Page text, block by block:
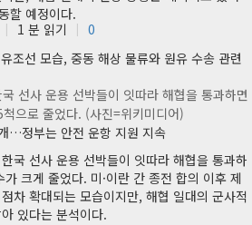
할 예정이다.
1 분 읽기 0
선사 운용 선박들이 잇따라 해협을 통과하면
으로 줄었다. (사진=위키미디어)
…정부는 안전 운항 지원 지속
국 선사 운용 선박들이 잇따라 해협을 통과하
크게 줄었다. 미·이란 간 종전 합의 이후 제
차 확대되는 모습이지만, 해협 일대의 군사적
있다는 분석이다.